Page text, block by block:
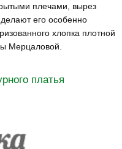
плечами, вырез
его особенно
хлопка плотной
Мерцаловой.
платья